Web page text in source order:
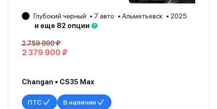
Глубокий черный 7 авто Альметьевск
2025
и еще 82 опции
2 759 900 ₽
2 379 900 ₽
Changan • CS35 Max
ПТС В наличии